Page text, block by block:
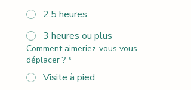
2,5 heures
3 heures ou plus
Comment aimeriez-vous vous
déplacer ? *
Visite à pied